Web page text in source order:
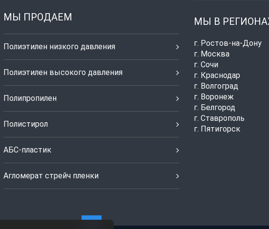
МЫ ПРОДАЕМ
Полиэтилен низкого давления
Полиэтилен высокого давления
Полипропилен
Полистирол
АБС-пластик
Агломерат стрейч пленки
МЫ В
г. Ростов-на-Дону
г. Москва
г. Сочи
г. Краснодар
г. Волгоград
г. Воронеж
г. Белгород
г. Ставрополь
г. Пятигорск